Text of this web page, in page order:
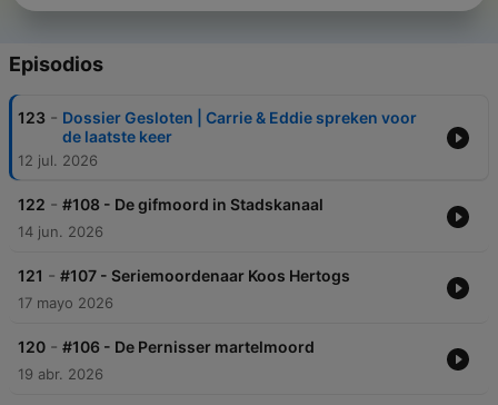
Episodios
123 - Dossier Gesloten | Carrie & Eddie spreken voor
de laatste keer
12 jul. 2026
122 - #108 - De gifmoord in Stadskanaal
14 jun. 2026
121 - #107 - Seriemoordenaar Koos Hertogs
17 mayo 2026
120 - #106 - De Pernisser martelmoord
19 abr. 2026